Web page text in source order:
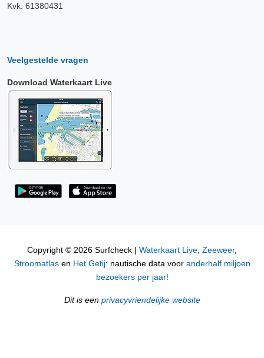
Kvk: 61380431
Veelgestelde vragen
Download Waterkaart Live
Copyright © 2026 Surfcheck | Waterkaart Live, Zeeweer,
Stroomatlasen Het Getij: nautische data voor anderhalf miljoen
bezoekers per jaar!
Dit is een privacyvriendelijke website